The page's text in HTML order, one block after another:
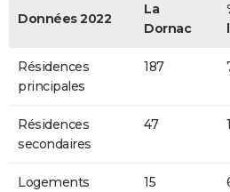
Données 2022
La
Dornac
Résidences
principales
187
Résidences
secondaires
47
Logements
15